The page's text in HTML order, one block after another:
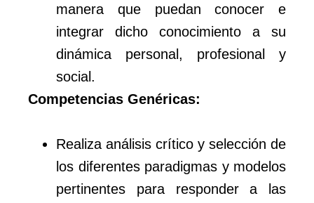
manera que puedan conocer e
integrar dicho conocimiento a su
dinámica personal, profesional y
social.
Competencias Genéricas:
Realiza análisis crítico y selección de
los diferentes paradigmas y modelos
pertinentes para responder a las